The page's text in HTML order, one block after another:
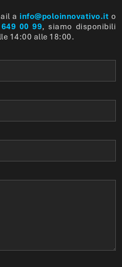
a info@poloinnovativo.it o
00 99, siamo disponibili
14:00 alle 18:00.